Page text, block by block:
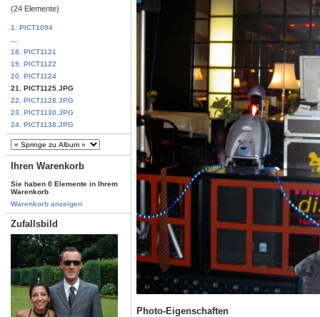
(24 Elemente)
1. PICT1094
18. PICT1121
19. PICT1122
20. PICT1124
21. PICT1125.JPG
22. PICT1128.JPG
23. PICT1130.JPG
24. PICT1138.JPG
Ihren Warenkorb
Sie haben 0 Elemente in Ihrem
Warenkorb
Warenkorb anzeigen
Zufallsbild
Photo-Eigenschaften